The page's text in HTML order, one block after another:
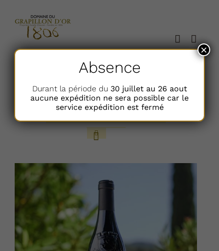
contenu
Trier par Classement
12 Articles
Absence
Durant la période du 30 juillet au 26 aout
aucune expédition ne sera possible car le
service expédition est fermé
×